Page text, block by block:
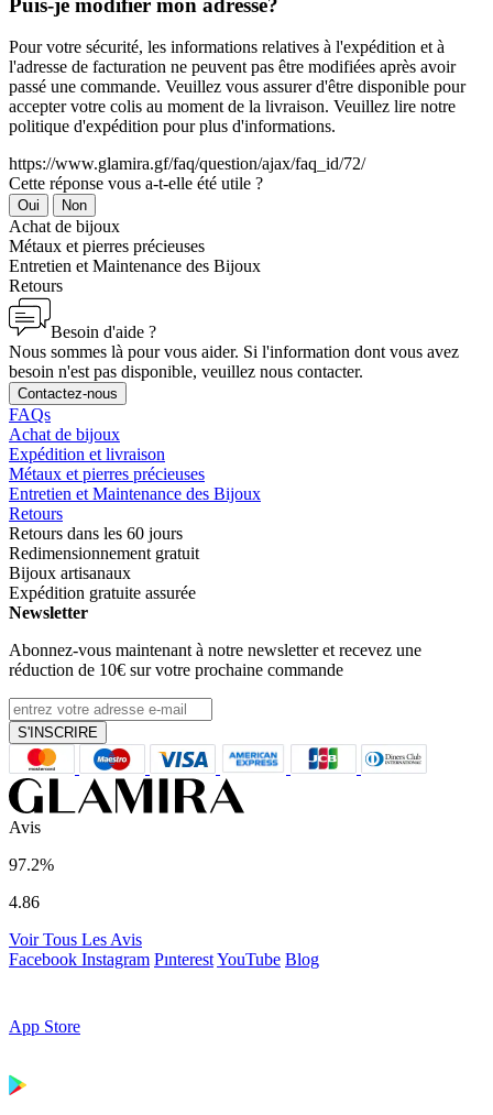
Pour votre sécurité, les informations relatives à l'expédition et à
l'adresse de facturation ne peuvent pas être modifiées après avoir
passé une commande. Veuillez vous assurer d'être disponible pour
accepter votre colis au moment de la livraison. Veuillez lire notre
politique d'expédition pour plus d'informations.
https://www.glamira.gf/faq/question/ajax/faq_id/72/
Cette réponse vous a-t-elle été utile ?
Oui Non
Achat de bijoux
Métaux et pierres précieuses
Entretien et Maintenance des Bijoux
Retours
Besoin d'aide ?
Nous sommes là pour vous aider. Si l'information dont vous avez
besoin n'est pas disponible, veuillez nous contacter.
Contactez-nous
FAQs
Achat de bijoux
Expédition et livraison
Métaux et pierres précieuses
Entretien et Maintenance des Bijoux
Retours
Retours dans les 60 jours
Redimensionnement gratuit
Bijoux artisanaux
Expédition gratuite assurée
Newsletter
Abonnez-vous maintenant à notre newsletter et recevez une
réduction de 10€ sur votre prochaine commande
S'INSCRIRE
Avis
97.2%
4.86
Voir Tous Les Avis
Facebook Instagram PınterestYouTube Blog
App Store